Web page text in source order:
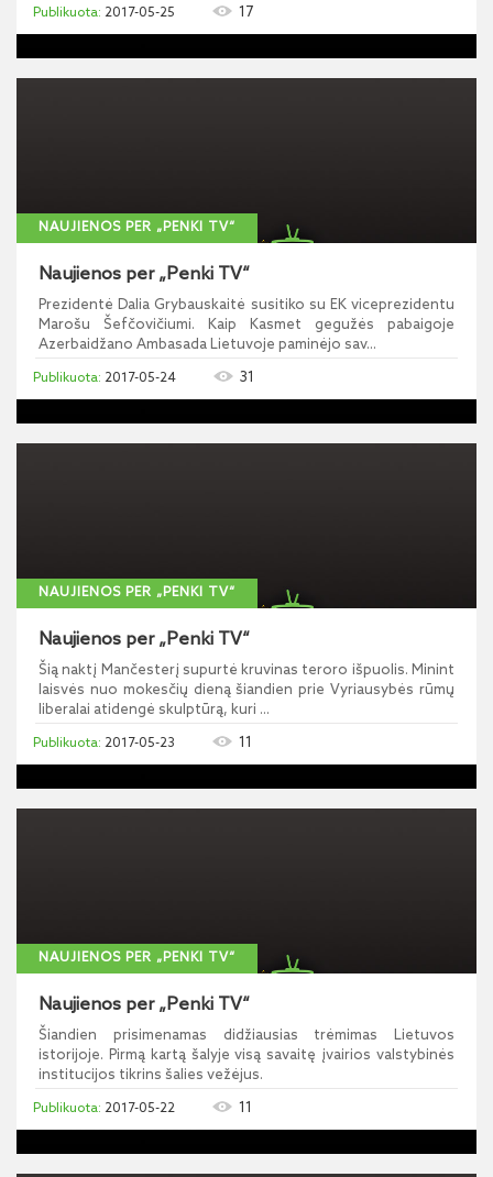
2017-05-25 17
NAUJIENOS PER „PENKI TV“
Naujienos per „Penki TV“
Prezidentė Dalia Grybauskaitė susitiko su EK viceprezidentu
Marošu Šefčovičiumi. Kaip Kasmet gegužės pabaigoje
Azerbaidžano Ambasada Lietuvoje paminėjo sav...
2017-05-24 31
NAUJIENOS PER „PENKI TV“
Naujienos per „Penki TV“
Šią naktį Mančesterį supurtė kruvinas teroro išpuolis. Minint
laisvės nuo mokesčių dieną šiandien prie Vyriausybės rūmų
liberalai atidengė skulptūrą, kuri ...
2017-05-23 11
NAUJIENOS PER „PENKI TV“
Naujienos per „Penki TV“
Šiandien prisimenamas didžiausias trėmimas Lietuvos
istorijoje. Pirmą kartą šalyje visą savaitę įvairios valstybinės
institucijos tikrins šalies vežėjus.
2017-05-22 11